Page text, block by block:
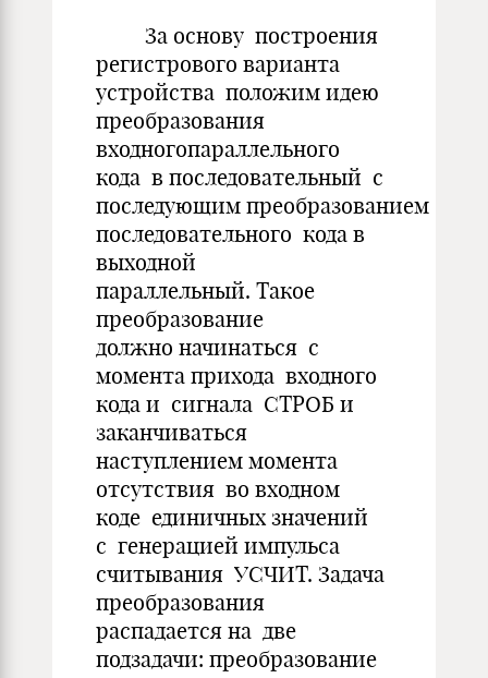
За основу построения
регистрового варианта
устройства положим идею
преобразования
входногопараллельного
кода в последовательный с
последующим преобразованием
последовательного кода в
выходной
параллельный. Такое
преобразование
должно начинаться с
момента прихода входного
кода и сигнала СТРОБ и
заканчиваться
наступлением момента
отсутствия во входном
коде единичных значений
с генерацией импульса
считывания УСЧИТ. Задача
преобразования
распадается на две
подзадачи: преобразование